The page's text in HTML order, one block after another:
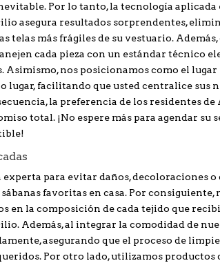
Por lo tanto, la tecnología aplicada
asegura resultados sorprendentes,
más frágiles de su vestuario. Además,
cada pieza con un estándar técnico
nos posicionamos como el lugar
facilitando que usted centralice sus
la preferencia de los residentes
total. ¡No espere más para agendar su
para evitar daños, decoloraciones
favoritas en casa. Por consiguiente,
en la composición de cada tejido que
Además, al integrar la comodidad de
asegurando que el proceso de
Por otro lado, utilizamos productos